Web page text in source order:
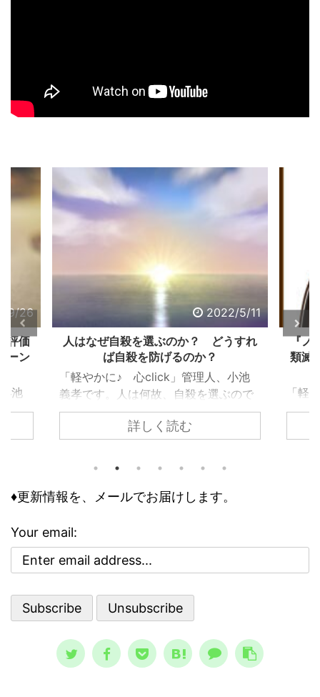
9/26
評価
ーン
池
生き
あ
う評
気分
な自
今回
自
自分
2022/5/11
人はなぜ自殺を選ぶのか？ どうすれ
ば自殺を防げるのか？
「軽やかに♪ 心click」管理人、小池
義孝です。人は何故、自殺を選ぶので
しょうか？ 自殺するまで追い込まれ
ない為には、どうすれば良いのでしょ
が、共通するのは精神トーンの問題で
に取り組む前に、基本の大枠として知
クが高まる３つの精神状態 人は、ど
ういう時に自殺に至るのか？ その精
神状態を詳しく知っておくのは、周囲
なりません。 一般的に広まっている
ノウハウ ...
詳しく読む
『ノ
類滅
「軽
義孝
て、
亡シ
♦更新情報を、メールでお届けします。
Your email: